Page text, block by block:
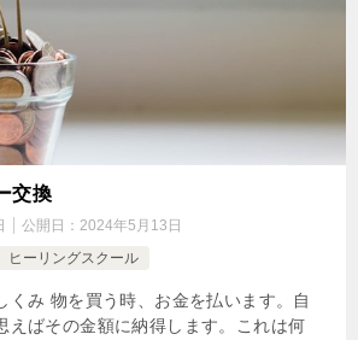
交換
公開日： 2024年5月13日
ヒーリングスクール
くみ 物を買う時、お金を払います。自
えばその金額に納得します。これは何